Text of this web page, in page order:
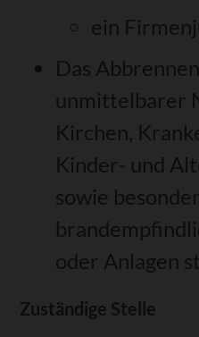
ein
Das
unmittelbarer
Kirchen,
Kinder- und
sowie
oder Anlagen
Zuständige Stelle